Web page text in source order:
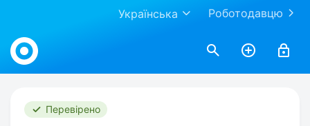
Роботодавцю
Українська
Work.ua
Перевірено